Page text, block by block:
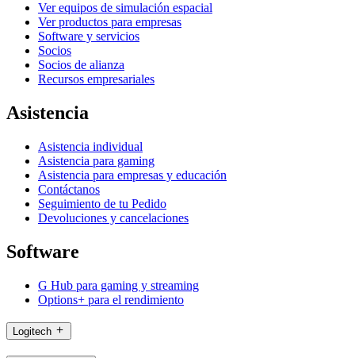
Ver equipos de simulación espacial
Ver productos para empresas
Software y servicios
Socios
Socios de alianza
Recursos empresariales
Asistencia
Asistencia individual
Asistencia para gaming
Asistencia para empresas y educación
Contáctanos
Seguimiento de tu Pedido
Devoluciones y cancelaciones
Software
G Hub para gaming y streaming
Options+ para el rendimiento
Logitech